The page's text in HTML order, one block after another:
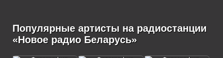
Популярные артисты на радиостанции
«Новое радио Беларусь»